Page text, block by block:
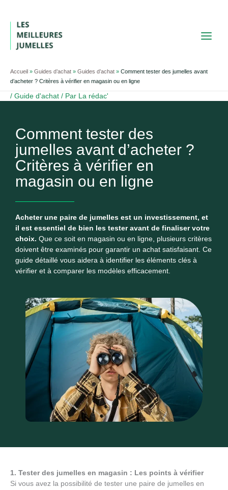
contenu
Accueil » Guides d’achat » Guides d’achat » Comment tester des jumelles avant
d’acheter ? Critères à vérifier en magasin ou en ligne
/ Guide d'achat / Par La rédac'
Comment tester des
jumelles avant d’acheter ?
Critères à vérifier en
magasin ou en ligne
Acheter une paire de jumelles est un investissement, et
il est essentiel de bien les tester avant de finaliser votre
choix. Que ce soit en magasin ou en ligne, plusieurs critères
doivent être examinés pour garantir un achat satisfaisant. Ce
guide détaillé vous aidera à identifier les éléments clés à
vérifier et à comparer les modèles efficacement.
1. Tester des jumelles en magasin : Les points à vérifier
Si vous avez la possibilité de tester une paire de jumelles en